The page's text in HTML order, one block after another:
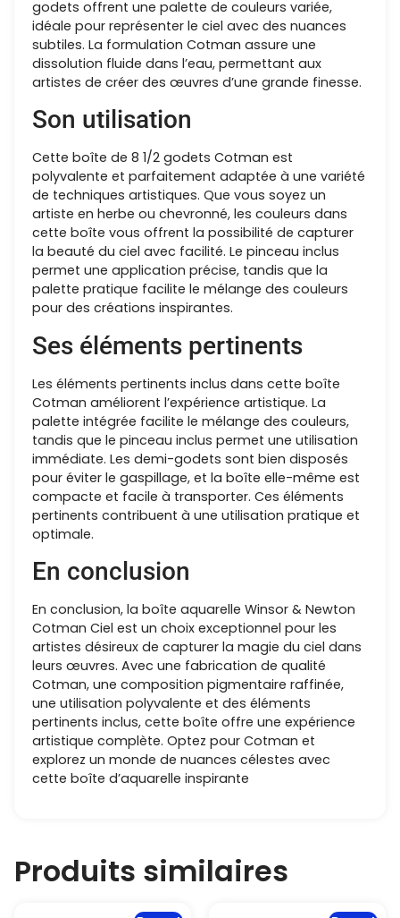
godets offrent une palette de couleurs variée,
idéale pour représenter le ciel avec des nuances
subtiles. La formulation Cotman assure une
dissolution fluide dans l’eau, permettant aux
artistes de créer des œuvres d’une grande finesse.
Son utilisation
Cette boîte de 8 1/2 godets Cotman est
polyvalente et parfaitement adaptée à une variété
de techniques artistiques. Que vous soyez un
artiste en herbe ou chevronné, les couleurs dans
cette boîte vous offrent la possibilité de capturer
la beauté du ciel avec facilité. Le pinceau inclus
permet une application précise, tandis que la
palette pratique facilite le mélange des couleurs
pour des créations inspirantes.
Ses éléments pertinents
Les éléments pertinents inclus dans cette boîte
Cotman améliorent l’expérience artistique. La
palette intégrée facilite le mélange des couleurs,
tandis que le pinceau inclus permet une utilisation
immédiate. Les demi-godets sont bien disposés
pour éviter le gaspillage, et la boîte elle-même est
compacte et facile à transporter. Ces éléments
pertinents contribuent à une utilisation pratique et
optimale.
En conclusion
En conclusion, la boîte aquarelle Winsor & Newton
Cotman Ciel est un choix exceptionnel pour les
artistes désireux de capturer la magie du ciel dans
leurs œuvres. Avec une fabrication de qualité
Cotman, une composition pigmentaire raffinée,
une utilisation polyvalente et des éléments
pertinents inclus, cette boîte offre une expérience
artistique complète. Optez pour Cotman et
explorez un monde de nuances célestes avec
cette boîte d’aquarelle inspirante
Produits similaires